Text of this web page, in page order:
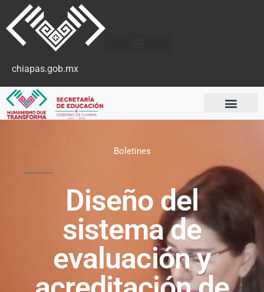
chiapas.gob.mx
Boletines
Diseño del
sistema de
evaluación y